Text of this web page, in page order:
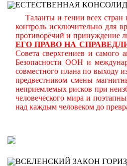
ЕСТЕСТВЕННАЯ
Таланты и гении всех стран
контроль исключительно для
противоречий и принуждение
ЕГО ПРАВО НА
Совета сверхгениев и самого
Безопасности ООН и
совместного плана по выходу
предвестником смены
неприемлемых рисков при
человеческого мира и
над каждым человеком до
ВСЕЛЕНСКИЙ ЗАКОН